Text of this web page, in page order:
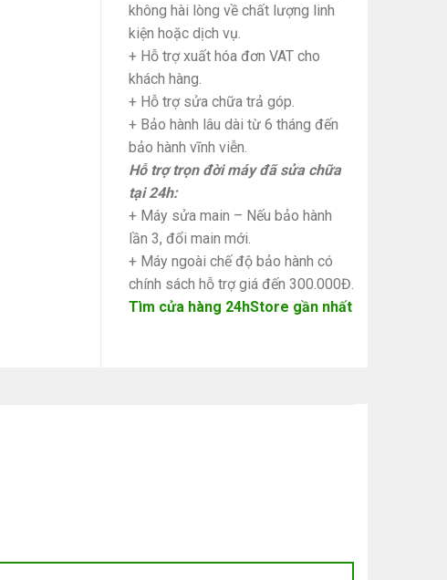
không hài lòng về chất lượng linh
kiện hoặc dịch vụ.
+ Hỗ trợ xuất hóa đơn VAT cho
khách hàng.
+ Hỗ trợ sửa chữa trả góp.
+ Bảo hành lâu dài từ 6 tháng đến
bảo hành vĩnh viễn.
Hỗ trợ trọn đời máy đã sửa chữa
tại 24h:
+ Máy sửa main – Nếu bảo hành
lần 3, đổi main mới.
+ Máy ngoài chế độ bảo hành có
chính sách hỗ trợ giá đến 300.000Đ.
Tìm cửa hàng 24hStore gần nhất